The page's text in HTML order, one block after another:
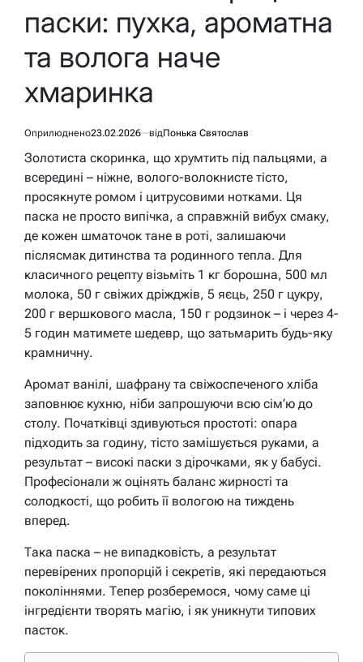
паски: пухка, ароматна
та волога наче
хмаринка
Оприлюднено23.02.2026 відПонька Святослав
Золотиста скоринка, що хрумтить під пальцями, а
всередині – ніжне, волого-волокнисте тісто,
просякнуте ромом і цитрусовими нотками. Ця
паска не просто випічка, а справжній вибух смаку,
де кожен шматочок тане в роті, залишаючи
післясмак дитинства та родинного тепла. Для
класичного рецепту візьміть 1 кг борошна, 500 мл
молока, 50 г свіжих дріжджів, 5 яєць, 250 г цукру,
200 г вершкового масла, 150 г родзинок – і через 4-
5 годин матимете шедевр, що затьмарить будь-яку
крамничну.
Аромат ванілі, шафрану та свіжоспеченого хліба
заповнює кухню, ніби запрошуючи всю сім’ю до
столу. Початківці здивуються простоті: опара
підходить за годину, тісто замішується руками, а
результат – високі паски з дірочками, як у бабусі.
Професіонали ж оцінять баланс жирності та
солодкості, що робить її вологою на тиждень
вперед.
Така паска – не випадковість, а результат
перевірених пропорцій і секретів, які передаються
поколіннями. Тепер розберемося, чому саме ці
інгредієнти творять магію, і як уникнути типових
пасток.